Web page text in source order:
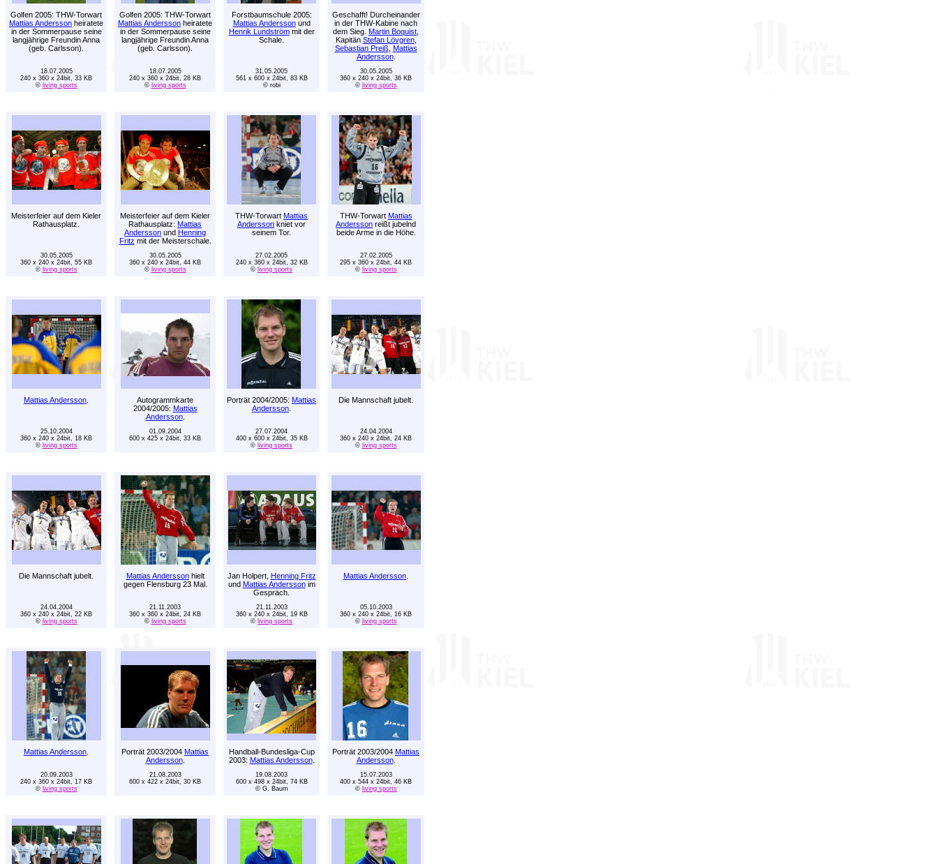
Golfen 2005: THW-Torwart
Mattias Andersson heiratete
in der Sommerpause seine
langjährige Freundin Anna
(geb. Carlsson).
Golfen 2005: THW-Torwart
Mattias Andersson heiratete
in der Sommerpause seine
langjährige Freundin Anna
(geb. Carlsson).
Forstbaumschule 2005:
Mattias Anderssonund
Henrik Lundströmmit der
Schale.
Geschafft! Durcheinander
in der THW-Kabine nach
dem Sieg. Martin Boquist
Kapitän Stefan Lövgren,
Sebastian Preiß, Mattias
Andersson.
18.07.2005
240 x 360 x 24bit, 33 KB
© living sports
18.07.2005
240 x 360 x 24bit, 28 KB
© living sports
31.05.2005
561 x 600 x 24bit, 83 KB
© robi
30.05.2005
360 x 240 x 24bit, 36 KB
© living sports
Meisterfeier auf dem Kieler
Rathausplatz.
Meisterfeier auf dem Kieler
Rathausplatz: Mattias
Andersson und Henning
Fritz mit der Meisterschale.
THW-Torwart Mattias
Andersson kniet vor
seinem Tor.
THW-Torwart Mattias
Andersson reißt jubelnd
beide Arme in die Höhe.
30.05.2005
360 x 240 x 24bit, 55 KB
© living sports
30.05.2005
360 x 240 x 24bit, 44 KB
© living sports
27.02.2005
240 x 360 x 24bit, 32 KB
© living sports
27.02.2005
295 x 360 x 24bit, 44 KB
© living sports
Mattias Andersson
Autogrammkarte
2004/2005: Mattias
Andersson.
Porträt 2004/2005: Mattias
Andersson
Die Mannschaft jubelt.
25.10.2004
360 x 240 x 24bit, 18 KB
© living sports
01.09.2004
600 x 425 x 24bit, 33 KB
27.07.2004
400 x 600 x 24bit, 35 KB
© living sports
24.04.2004
360 x 240 x 24bit, 24 KB
© living sports
Die Mannschaft jubelt. Mattias Anderssonhielt
gegen Flensburg 23 Mal.
Jan Holpert, Henning Fritz
und Mattias Anderssonim
Gespräch.
Mattias Andersson
24.04.2004
360 x 240 x 24bit, 22 KB
© living sports
21.11.2003
360 x 360 x 24bit, 24 KB
© living sports
21.11.2003
360 x 240 x 24bit, 19 KB
© living sports
05.10.2003
360 x 240 x 24bit, 16 KB
© living sports
Mattias Andersson Porträt 2003/2004 Mattias
Andersson.
Handball-Bundesliga-Cup
2003: Mattias Andersson.
Porträt 2003/2004 Mattias
Andersson.
20.09.2003
240 x 360 x 24bit, 17 KB
© living sports
21.08.2003
600 x 422 x 24bit, 30 KB
19.08.2003
600 x 498 x 24bit, 74 KB
© G. Baum
15.07.2003
400 x 544 x 24bit, 46 KB
© living sports